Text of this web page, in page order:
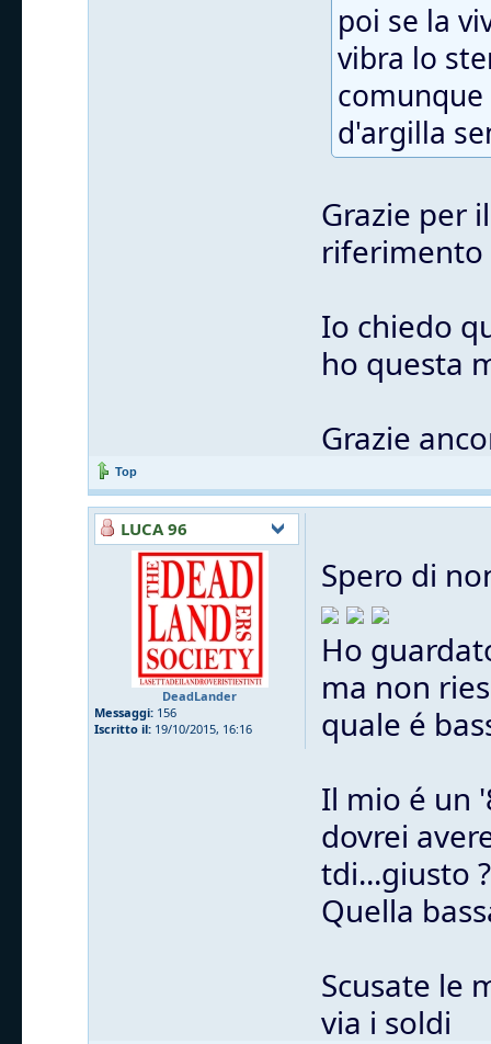
poi se la
vibra lo
d'argilla
Grazie per
riferimento
Io chiedo
ho questa
Grazie
Top
LUCA 96
DeadLander
Messaggi: 156
Iscritto il: 19/10/2015, 16:16
Spero di
Ho
ma non
quale é
Il mio é un
dovrei
tdi...giusto ?
Quella
Scusate le
via i soldi